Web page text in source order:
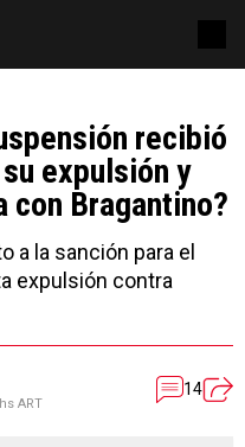
recibió
expulsión y
con Bragantino?
a la sanción para el
expulsión contra
ART
14